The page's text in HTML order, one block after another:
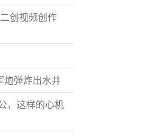
创视频创作
炮弹炸出水井
，这样的心机